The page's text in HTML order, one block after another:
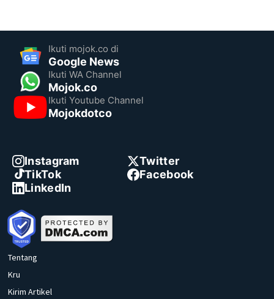
Ikuti mojok.co di
Google News
Ikuti WA Channel
Mojok.co
Ikuti Youtube Channel
Mojokdotco
Instagram
Twitter
TikTok
Facebook
LinkedIn
Tentang
Kru
Kirim Artikel